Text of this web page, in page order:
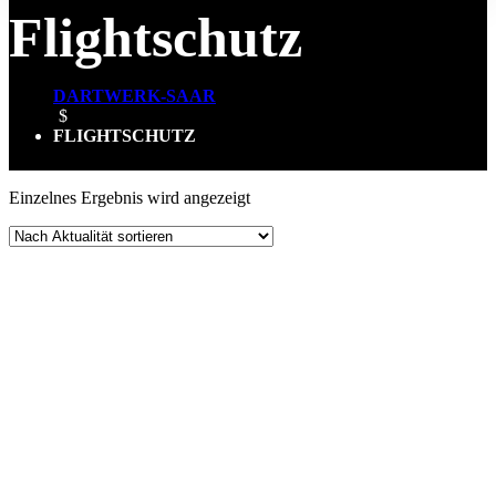
Flightschutz
DARTWERK-SAAR
$
FLIGHTSCHUTZ
Einzelnes Ergebnis wird angezeigt